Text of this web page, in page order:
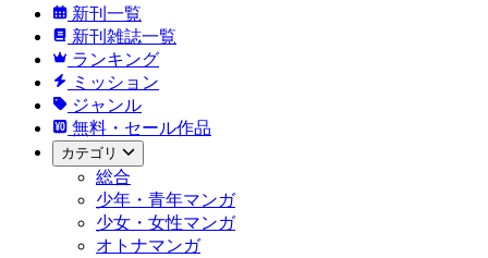
新刊一覧
新刊雑誌一覧
ランキング
ミッション
ジャンル
無料・セール作品
カテゴリ
総合
少年・青年マンガ
少女・女性マンガ
オトナマンガ